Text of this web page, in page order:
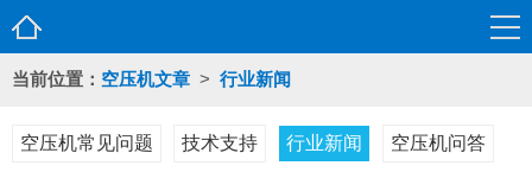
当前位置： 空压机文章 > 行业新闻
空压机常见问题 技术支持 行业新闻 空压机问答